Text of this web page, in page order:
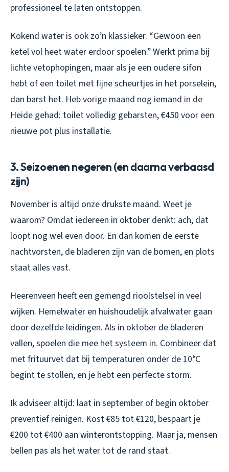
professioneel te laten ontstoppen.
Kokend water is ook zo’n klassieker. “Gewoon een
ketel vol heet water erdoor spoelen.” Werkt prima bij
lichte vetophopingen, maar als je een oudere sifon
hebt of een toilet met fijne scheurtjes in het porselein,
dan barst het. Heb vorige maand nog iemand in de
Heide gehad: toilet volledig gebarsten, €450 voor een
nieuwe pot plus installatie.
3. Seizoenen negeren (en daarna verbaasd
zijn)
November is altijd onze drukste maand. Weet je
waarom? Omdat iedereen in oktober denkt: ach, dat
loopt nog wel even door. En dan komen de eerste
nachtvorsten, de bladeren zijn van de bomen, en plots
staat alles vast.
Heerenveen heeft een gemengd rioolstelsel in veel
wijken. Hemelwater en huishoudelijk afvalwater gaan
door dezelfde leidingen. Als in oktober de bladeren
vallen, spoelen die mee het systeem in. Combineer dat
met frituurvet dat bij temperaturen onder de 10°C
begint te stollen, en je hebt een perfecte storm.
Ik adviseer altijd: laat in september of begin oktober
preventief reinigen. Kost €85 tot €120, bespaart je
€200 tot €400 aan winterontstopping. Maar ja, mensen
bellen pas als het water tot de rand staat.